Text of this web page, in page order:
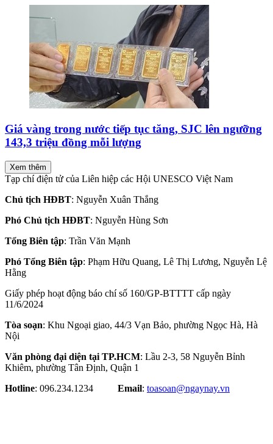
Giá vàng trong nước tiếp tục tăng, SJC lên ngưỡng
143,3 triệu đồng mỗi lượng
Xem thêm
Tạp chí điện tử của Liên hiệp các Hội UNESCO Việt Nam
Chủ tịch HĐBT: Nguyễn Xuân Thắng
Phó Chủ tịch HĐBT: Nguyễn Hùng Sơn
Tổng Biên tập: Trần Văn Mạnh
Phó Tổng Biên tập: Phạm Hữu Quang, Lê Thị Lương, Nguyễn Lệ
Hằng
Giấy phép hoạt động báo chí số 160/GP-BTTTT cấp ngày
11/6/2024
Tòa soạn: Khu Ngoại giao, 44/3 Vạn Bảo, phường Ngọc Hà, Hà
Nội
Văn phòng đại diện tại TP.HCM: Lầu 2-3, 58 Nguyễn Bỉnh
Khiêm, phường Tân Định, Quận 1
Hotline: 096.234.1234 Email: toasoan@ngaynay.vn